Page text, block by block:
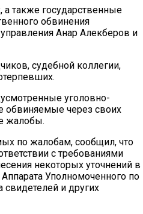
а также государственные
обвинения
Анар Алекберов и
судебной коллегии,
уголовно-
обвиняемые через своих
жалобы.
по жалобам, сообщил, что
с требованиями
некоторых уточнений в
Уполномоченного по
и других